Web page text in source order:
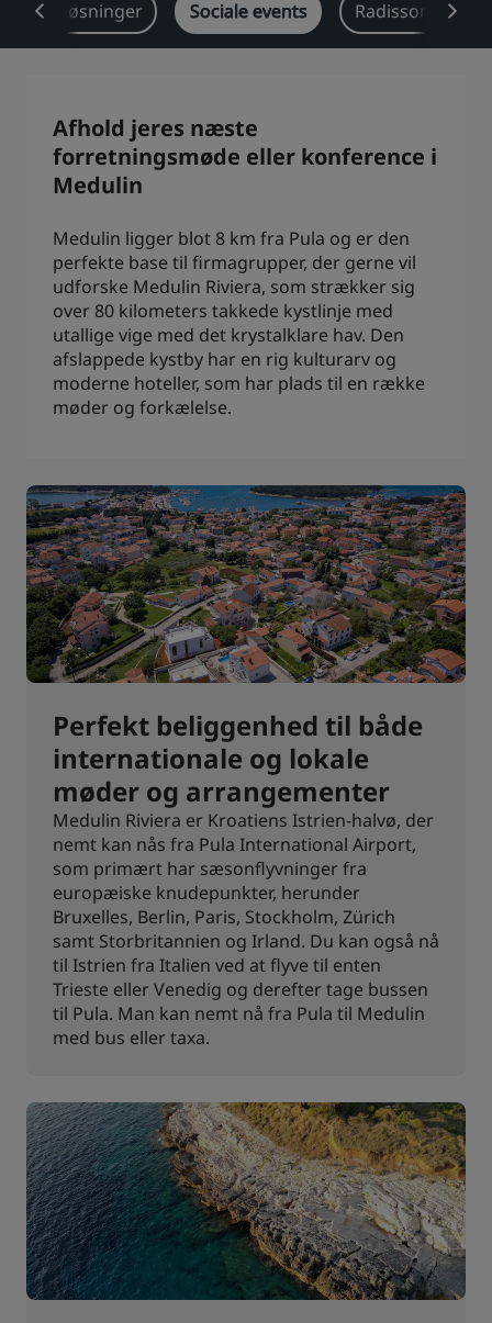
Park Plaza Park Inn by Radisson
Prize by Radisson Country Inn & Suites
Tilknyttede brands i Kina
Jin Jiang
Kunlun Golden Tulip
Besøg vores blog
Sociale events Radisson
Afhold jeres næste
forretningsmøde eller konference i
Medulin
Medulin ligger blot 8 km fra Pula og er den
perfekte base til firmagrupper, der gerne vil
udforske Medulin Riviera, som strækker sig
over 80 kilometers takkede kystlinje med
utallige vige med det krystalklare hav. Den
afslappede kystby har en rig kulturarv og
moderne hoteller, som har plads til en række
møder og forkælelse.
Perfekt beliggenhed til både
internationale og lokale
møder og arrangementer
Medulin Riviera er Kroatiens Istrien-halvø, der
nemt kan nås fra Pula International Airport,
som primært har sæsonflyvninger fra
europæiske knudepunkter, herunder
Bruxelles, Berlin, Paris, Stockholm, Zürich
samt Storbritannien og Irland. Du kan også nå
til Istrien fra Italien ved at flyve til enten
Trieste eller Venedig og derefter tage bussen
til Pula. Man kan nemt nå fra Pula til Medulin
med bus eller taxa.